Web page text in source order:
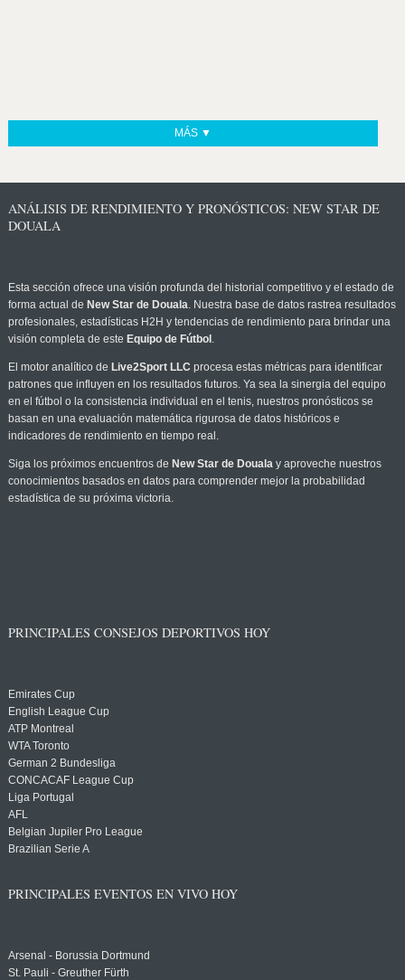
MÁS ▼
ANÁLISIS DE RENDIMIENTO Y PRONÓSTICOS: NEW STAR DE
DOUALA
Esta sección ofrece una visión profunda del historial competitivo y el estado de
forma actual de New Star de Douala. Nuestra base de datos rastrea resultados
profesionales, estadísticas H2H y tendencias de rendimiento para brindar una
visión completa de este Equipo de Fútbol .
El motor analítico de Live2Sport LLC procesa estas métricas para identificar
patrones que influyen en los resultados futuros. Ya sea la sinergia del equipo
en el fútbol o la consistencia individual en el tenis, nuestros pronósticos se
basan en una evaluación matemática rigurosa de datos históricos e
indicadores de rendimiento en tiempo real.
Siga los próximos encuentros de New Star de Doualay aproveche nuestros
conocimientos basados en datos para comprender mejor la probabilidad
estadística de su próxima victoria.
PRINCIPALES CONSEJOS DEPORTIVOS HOY
Emirates Cup
English League Cup
ATP Montreal
WTA Toronto
German 2 Bundesliga
CONCACAF League Cup
Liga Portugal
AFL
Belgian Jupiler Pro League
Brazilian Serie A
PRINCIPALES EVENTOS EN VIVO HOY
Arsenal - Borussia Dortmund
St. Pauli - Greuther Fürth